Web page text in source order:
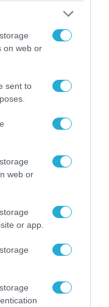
on web or
sent to
web or
or app.